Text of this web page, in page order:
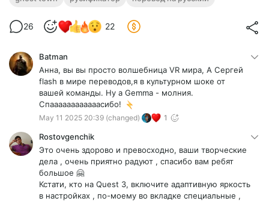
26 22
Batman
Анна, вы вы просто волшебница VR мира, А Сергей
flash в мире переводов,я в культурном шоке от
вашей команды. Ну а Gemma - молния.
Спаааааааааааасибо!
May 11 2025 20:39 (changed) 1
Rostovgenchik
Это очень здорово и превосходно, ваши творческие
дела , очень приятно радуют , спасибо вам ребят
большое 🤗
Кстати, кто на Quest 3, включите адаптивную яркость
в настройках , по-моему во вкладке специальные ,